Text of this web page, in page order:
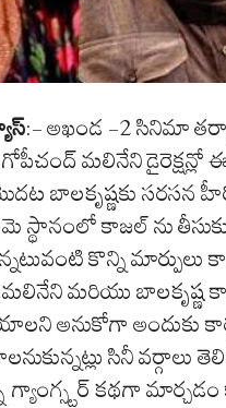
:- అఖండ -2 సినిమా
గోపీచంద్ మలినేని డైరెక్షన్లో
బాలకృష్ణకు సరసన
కాజల్ ను
కొన్ని
మరియు బాలకృష్ణ
అనుకోగా అందుకు
సినీ వర్గాలు
గ్యాంగ్స్టర్ కథగా